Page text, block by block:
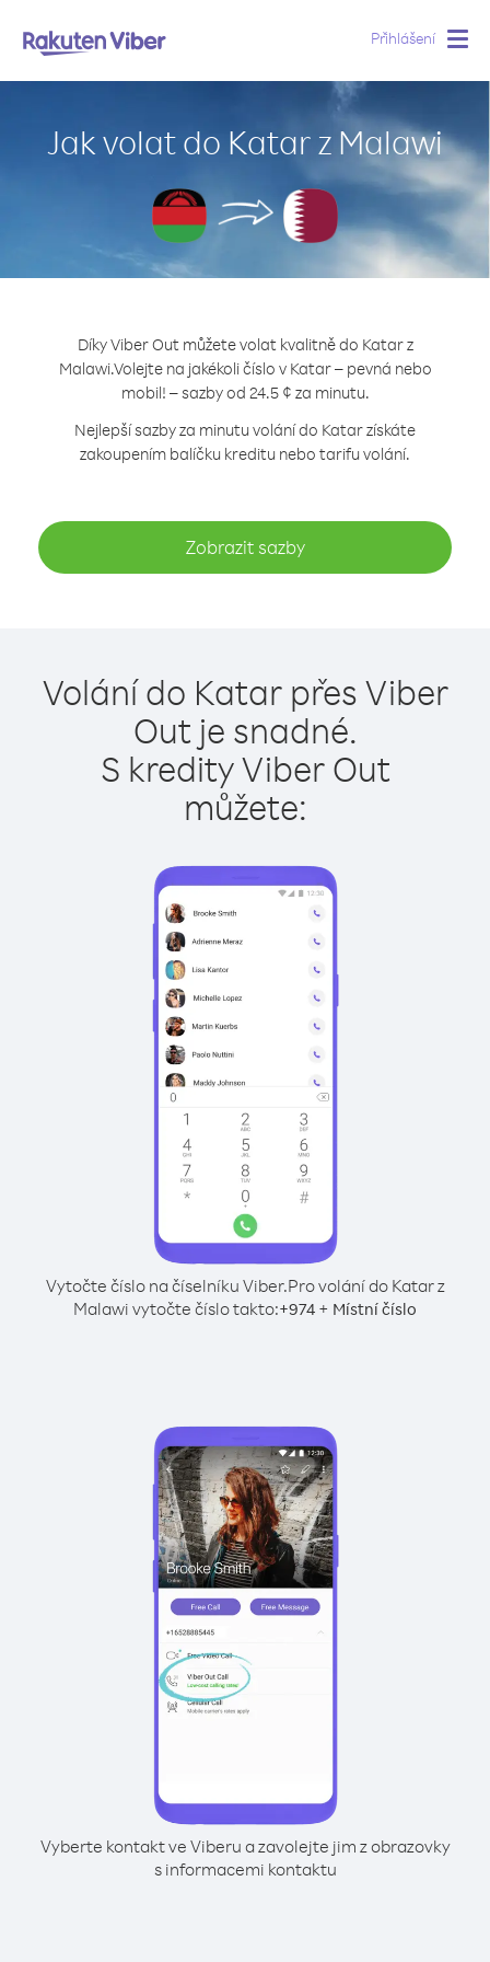
Přihlášení
Jak volat do Katar z Malawi
Díky Viber Out můžete volat kvalitně do Katar z
Malawi.Volejte na jakékoli číslo v Katar – pevná nebo
mobil! – sazby od 24.5 ¢ za minutu.
Nejlepší sazby za minutu volání do Katar získáte
zakoupením balíčku kreditu nebo tarifu volání.
Zobrazit sazby
Volání do Katar přes Viber
Out je snadné.
S kredity Viber Out
můžete:
Vytočte číslo na číselníku Viber.Pro volání do Katar z
Malawi vytočte číslo takto:+974 + Místní číslo
Vyberte kontakt ve Viberu a zavolejte jim z obrazovky
s informacemi kontaktu